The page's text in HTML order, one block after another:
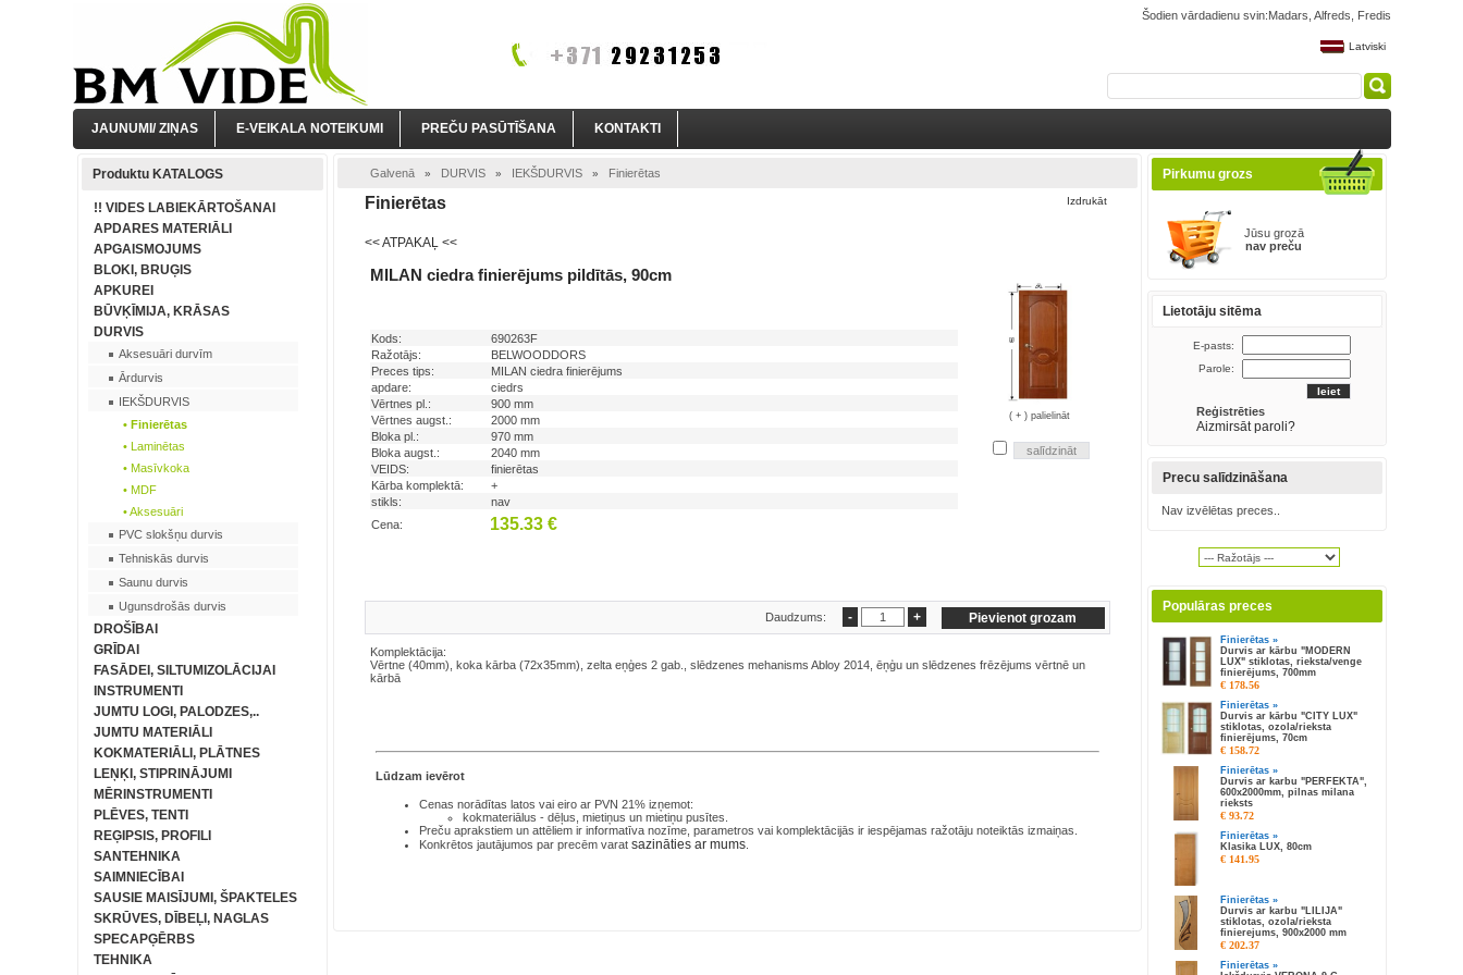
Šodien vārdadienu svin:Madars, Alfreds, Fredis
Latviski
JAUNUMI/ ZIŅAS E-VEIKALA NOTEIKUMI PREČU PASŪTĪŠANA KONTAKTI
Produktu KATALOGS
!! VIDES LABIEKĀRTOŠANAI
APDARES MATERIĀLI
APGAISMOJUMS
BLOKI, BRUĢIS
APKUREI
BŪVĶĪMIJA, KRĀSAS
DURVIS
Aksesuāri durvīm
Ārdurvis
IEKŠDURVIS
• Finierētas
• Laminētas
• Masīvkoka
• MDF
• Aksesuāri
PVC slokšņu durvis
Tehniskās durvis
Saunu durvis
Ugunsdrošās durvis
DROŠĪBAI
GRĪDAI
FASĀDEI, SILTUMIZOLĀCIJAI
INSTRUMENTI
JUMTU LOGI, PALODZES,..
JUMTU MATERIĀLI
KOKMATERIĀLI, PLĀTNES
LEŅĶI, STIPRINĀJUMI
MĒRINSTRUMENTI
PLĒVES, TENTI
REĢIPSIS, PROFILI
SANTEHNIKA
SAIMNIECĪBAI
SAUSIE MAISĪJUMI, ŠPAKTELES
SKRŪVES, DĪBEĻI, NAGLAS
SPECAPĢĒRBS
TEHNIKA
Galvenā» DURVIS» IEKŠDURVIS» Finierētas
Finierētas Izdrukāt
<< ATPAKAĻ <<
MILAN ciedra finierējums pildītās, 90cm
Kods:
690263F
Ražotājs:
BELWOODDORS
Preces tips:
MILAN ciedra finierējums
apdare:
ciedrs
Vērtnes pl.:
900 mm
Vērtnes augst.:
2000 mm
Bloka pl.:
970 mm
Bloka augst.:
2040 mm
VEIDS:
finierētas
Kārba komplektā:
+
stikls:
nav
Cena:
135.33 €
( + ) palielināt
Daudzums:
Komplektācija:
Vērtne (40mm), koka kārba (72x35mm), zelta eņģes 2 gab., slēdzenes mehanisms Abloy 2014, ēņģu un slēdzenes frēzējums vērtnē un
kārbā
Lūdzam ievērot
Cenas norādītas latos vai eiro ar PVN 21% izņemot:
kokmateriālus - dēļus, mietiņus un mietiņu pusītes.
Preču aprakstiem un attēliem ir informatīva nozīme, parametros vai komplektācijās ir iespējamas ražotāju noteiktās izmaiņas.
Konkrētos jautājumos par precēm varat sazināties ar mums.
Pirkumu grozs
Jūsu grozā
nav preču
Lietotāju sitēma
E-pasts:
Parole:
Reģistrēties
Aizmirsāt paroli?
Precu salīdzināšana
Nav izvēlētas preces..
Populāras preces
Finierētas »
Durvis ar kārbu "MODERN
LUX" stiklotas, rieksta/venge
finierējums, 700mm
€ 178.56
Finierētas »
Durvis ar kārbu "CITY LUX"
stiklotas, ozola/rieksta
finierējums, 70cm
€ 158.72
Finierētas »
Durvis ar karbu "PERFEKTA",
600x2000mm, pilnas milana
rieksts
€ 93.72
Finierētas »
Klasika LUX, 80cm
€ 141.95
Finierētas »
Durvis ar karbu "LILIJA"
stiklotas, ozola/rieksta
finierejums, 900x2000 mm
€ 202.37
Finierētas »